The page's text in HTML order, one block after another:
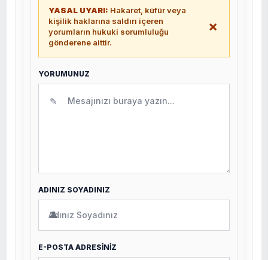
YASAL UYARI: Hakaret, küfür veya
kişilik haklarına saldırı içeren
yorumların hukuki sorumluluğu
gönderene aittir.
×
YORUMUNUZ
✎
ADINIZ SOYADINIZ
👤
E-POSTA ADRESİNİZ